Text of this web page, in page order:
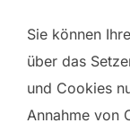
Sie können
über das
und Cookies
Annahme von